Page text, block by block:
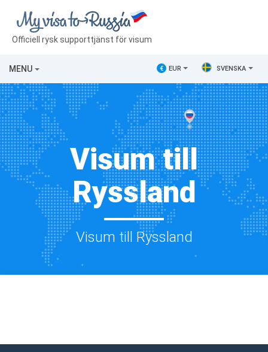
MENU € EUR SVENSKA
Officiell rysk supporttjänst för visum
Visum till
Ryssland
Visum till Ryssland